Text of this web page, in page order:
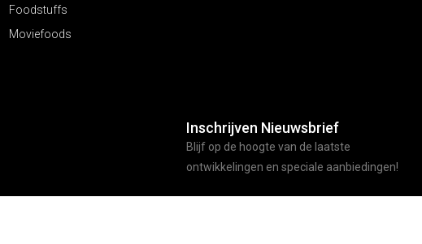
Foodstuffs
Moviefoods
Inschrijven Nieuwsbrief
Blijf op de hoogte van de laatste
ontwikkelingen en speciale aanbiedingen!